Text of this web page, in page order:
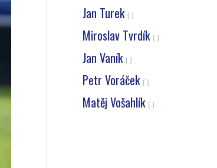
Jan Turek ( )
Miroslav Tvrdík ( )
Jan Vaník ( )
Petr Voráček ( )
Matěj Vošahlík ( )